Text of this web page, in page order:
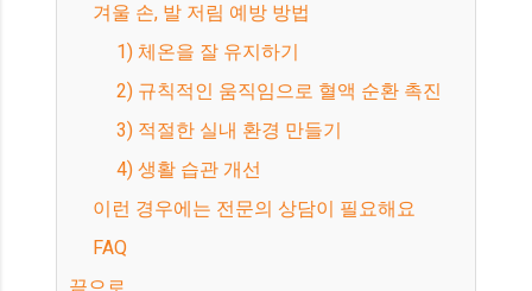
겨울 손, 발 저림 예방 방법
1) 체온을 잘 유지하기
2) 규칙적인 움직임으로 혈액 순환 촉진
3) 적절한 실내 환경 만들기
4) 생활 습관 개선
이런 경우에는 전문의 상담이 필요해요
FAQ